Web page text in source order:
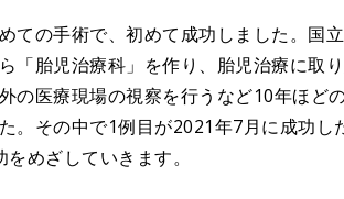
の手術で、初めて成功しました。国
「胎児治療科」を作り、胎児治療に取
の医療現場の視察を行うなど10年ほど
。その中で1例目が2021年7月に成功し
めざしていきます。